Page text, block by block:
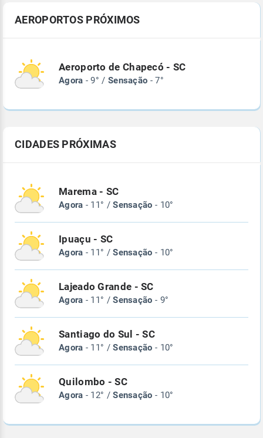
AEROPORTOS PRÓXIMOS
Aeroporto de Chapecó - SC
Agora - 9° / Sensação - 7°
CIDADES PRÓXIMAS
Marema - SC
Agora - 11° /Sensação - 10°
Ipuaçu - SC
Agora - 11° /Sensação - 10°
Lajeado Grande - SC
Agora - 11° /Sensação - 9°
Santiago do Sul - SC
Agora - 11° /Sensação - 10°
Quilombo - SC
Agora - 12° /Sensação - 10°